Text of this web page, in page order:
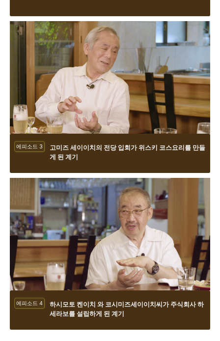
에피소드 3
고미즈 세이이치의 전당 입회가 위스키 코스요리를 만들
게 된 계기
에피소드 4
하시모토 켄이치 와 코시미즈세이이치씨가 주식회사 하
세라보를 설립하게 된 계기